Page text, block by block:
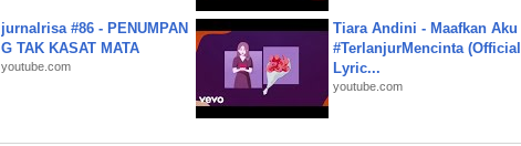
jurnalrisa #86 - PENUMPAN
G TAK KASAT MATA
youtube.com
Tiara Andini - Maafkan Aku
#TerlanjurMencinta (Official
Lyric...
youtube.com